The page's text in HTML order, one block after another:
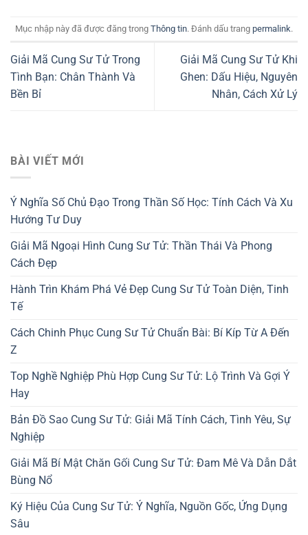
Mục nhập này đã được đăng trong Thông tin. Đánh dấu trang permalink.
Giải Mã Cung Sư Tử Trong
Tình Bạn: Chân Thành Và
Bền Bỉ
Giải Mã Cung Sư Tử Khi
Ghen: Dấu Hiệu, Nguyên
Nhân, Cách Xử Lý
BÀI VIẾT MỚI
Ý Nghĩa Số Chủ Đạo Trong Thần Số Học: Tính Cách Và Xu
Hướng Tư Duy
Giải Mã Ngoại Hình Cung Sư Tử: Thần Thái Và Phong
Cách Đẹp
Hành Trìn Khám Phá Vẻ Đẹp Cung Sư Tử Toàn Diện, Tinh
Tế
Cách Chinh Phục Cung Sư Tử Chuẩn Bài: Bí Kíp Từ A Đến
Z
Top Nghề Nghiệp Phù Hợp Cung Sư Tử: Lộ Trình Và Gợi Ý
Hay
Bản Đồ Sao Cung Sư Tử: Giải Mã Tính Cách, Tình Yêu, Sự
Nghiệp
Giải Mã Bí Mật Chăn Gối Cung Sư Tử: Đam Mê Và Dẫn Dắt
Bùng Nổ
Ký Hiệu Của Cung Sư Tử: Ý Nghĩa, Nguồn Gốc, Ứng Dụng
Sâu